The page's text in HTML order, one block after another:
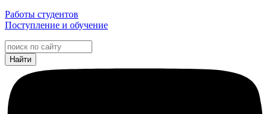
Работы студентов
Поступление и обучение